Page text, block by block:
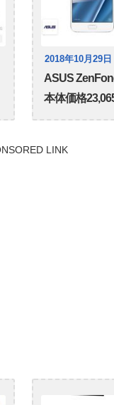
2018年10月29日
ASUS
本体価格
LINK